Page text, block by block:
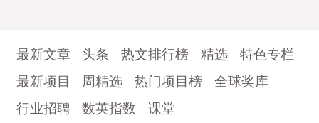
最新文章 头条 热文排行榜 精选
特色专栏
最新项目
周精选 热门项目榜
全球奖库
行业招聘
数英指数 课堂